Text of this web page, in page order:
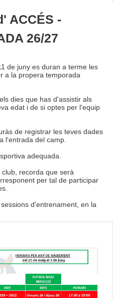
ACCÉS -
26/27
de juny es duran a terme les
a la propera temporada
dies que has d'assistir als
edat i de si optes per l'equip
de registrar les teves dades
l'entrada del camp.
adequada.
recorda que serà
per tal de participar
d'entrenament, en la